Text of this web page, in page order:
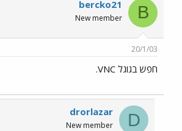
B
bercko21
New member
20/1/03
חפש בגוגל VNC.
D
drorlazar
New member